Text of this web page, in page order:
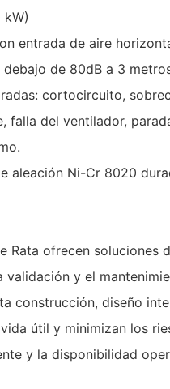
kW)
entrada de aire
de 80dB a 3
cortocircuito,
falla del ventilador,
aleación Ni-Cr 8020
Rata ofrecen soluciones
y el
construcción, diseño
útil y minimizan los
y la disponibilidad